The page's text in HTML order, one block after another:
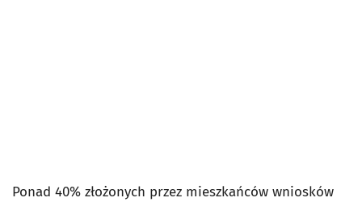
Ponad 40% złożonych przez mieszkańców wniosków